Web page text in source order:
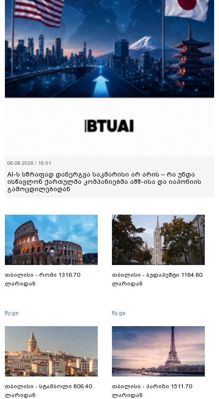
06.08.2026 / 16:51
AI-ს სწრაფად დანერგვა საკმარისი არ არის – რა უნდა
ისწავლონ ქართულმა კომპანიებმა აშშ-ისა და იაპონიის
გამოცდილებიდან
თბილისი - რომი 1316.70
ლარიდან
fly.ge
თბილისი - სტამბოლი 806.40
ლარიდან
თბილისი - ბუდაპეშტი 1184.80
ლარიდან
fly.ge
თბილისი - პარიზი 1511.70
ლარიდან